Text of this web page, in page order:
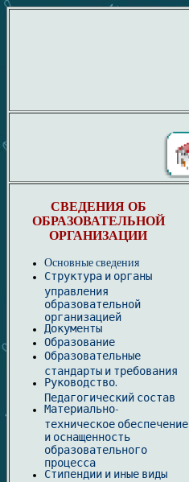
СВЕДЕНИЯ ОБ
ОБРАЗОВАТЕЛЬНОЙ
ОРГАНИЗАЦИИ
Основные сведения
Структура и органы
управления
образовательной
организацией
Документы
Образование
Образовательные
стандарты и требования
Руководство.
Педагогический состав
Материально-
техническое обеспечение
и оснащенность
образовательного
процесса
Стипендии и иные виды